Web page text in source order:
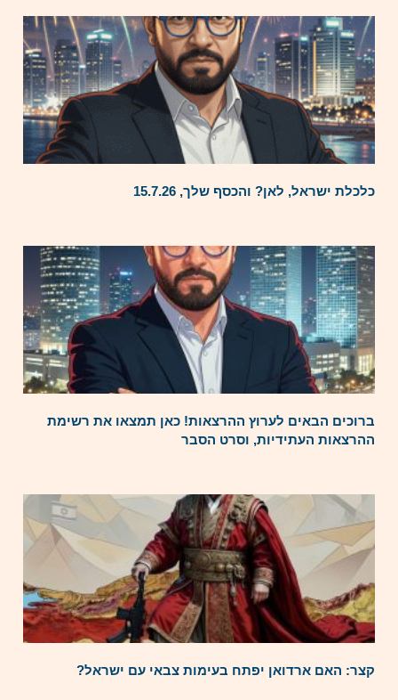
כלכלת ישראל, לאן? והכסף שלך, 15.7.26
ברוכים הבאים לערוץ ההרצאות! כאן תמצאו את רשימת
ההרצאות העתידיות, וסרט הסבר
קצר: האם ארדואן יפתח בעימות צבאי עם ישראל?